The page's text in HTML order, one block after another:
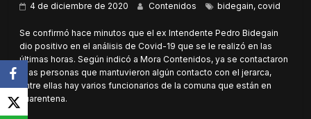
4 de diciembre de 2020 Contenidos bidegain, covid
Se confirmó hace minutos que el ex Intendente Pedro Bidegain
dio positivo en el análisis de Covid-19 que se le realizó en las
últimas horas. Según indicó a Mora Contenidos, ya se contactaron
a las personas que mantuvieron algún contacto con el jerarca,
entre ellas hay varios funcionarios de la comuna que están en
cuarentena.